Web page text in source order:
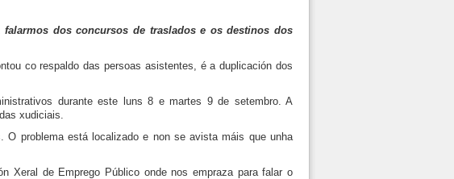
dos concursos de traslados e os destinos dos
co respaldo das persoas asistentes, é a duplicación dos
durante este luns 8 e martes 9 de setembro. A
xudiciais.
O problema está localizado e non se avista máis que unha
Xeral de Emprego Público onde nos empraza para falar o